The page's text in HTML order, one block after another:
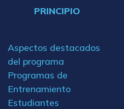
PRINCIPIO
Aspectos destacados
del programa
Programas de
Entrenamiento
Estudiantes